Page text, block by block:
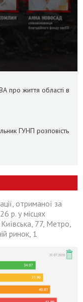
про життя області в
ГУНП розповість
отриманої за
р. у місцях
77, Метро,
ринок, 1